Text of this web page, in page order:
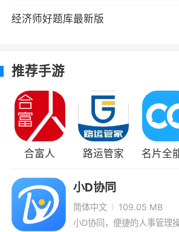
经济师好题库最新版
推荐手游
合富人 路运管家 名片全
小D协同
简体中文
109.05 MB
小D协同，便捷的人事管理